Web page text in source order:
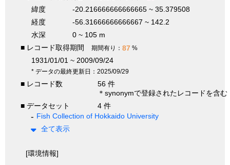
緯度
-20.216666666666665 ~ 35.379508
経度
-56.31666666666667 ~ 142.2
水深
0 ~ 105 m
■ レコード取得期間
期間有り： 87 %
1931/01/01 ~ 2009/09/24
* データの最終更新日：2025/09/29
■ レコード数
56 件
＊synonymで登録されたレコードを含む
■ データセット
4 件
Fish Collection of Hokkaido University
全て表示
[環境情報]